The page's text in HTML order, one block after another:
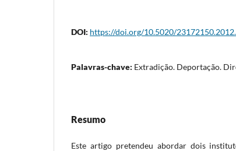
DOI: https://doi.org/10.5020/
Palavras-chave: Extradição. Deportação.
Resumo
Este artigo pretendeu abordar dois